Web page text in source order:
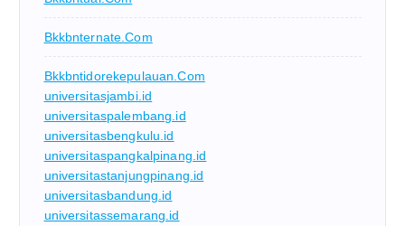
Bkkbnternate.com
Bkkbntidorekepulauan.com
universitasjambi.id
universitaspalembang.id
universitasbengkulu.id
universitaspangkalpinang.id
universitastanjungpinang.id
universitasbandung.id
universitassemarang.id